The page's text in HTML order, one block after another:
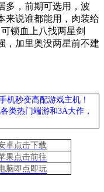
多，前期可选用，波
来说谁都能用，肉装给
锁血上八找两星剑
，加里奥没两星前不建
手机秒变高配游戏主机 ！
类热门端游和3A大作，
卓点击下载
果点击前往
脑即点即玩